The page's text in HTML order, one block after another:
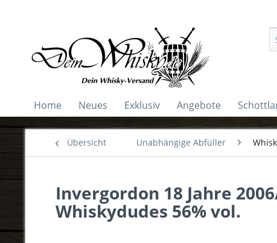
Home Neues Exklusiv Angebote
Übersicht Unabhängige Abfüller
Invergordon 18 Jahre
Whiskydudes 56% vol.